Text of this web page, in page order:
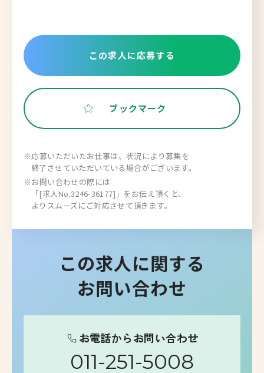
この求人に応募する
ブックマーク
※応募いただいたお仕事は、状況により募集を
終了させていただいている場合がございます。
※お問い合わせの際には
「[求人No.3246-36177]」をお伝え頂くと、
よりスムーズにご対応させて頂きます。
この求人に関する
お問い合わせ
お電話からお問い合わせ
011-251-5008